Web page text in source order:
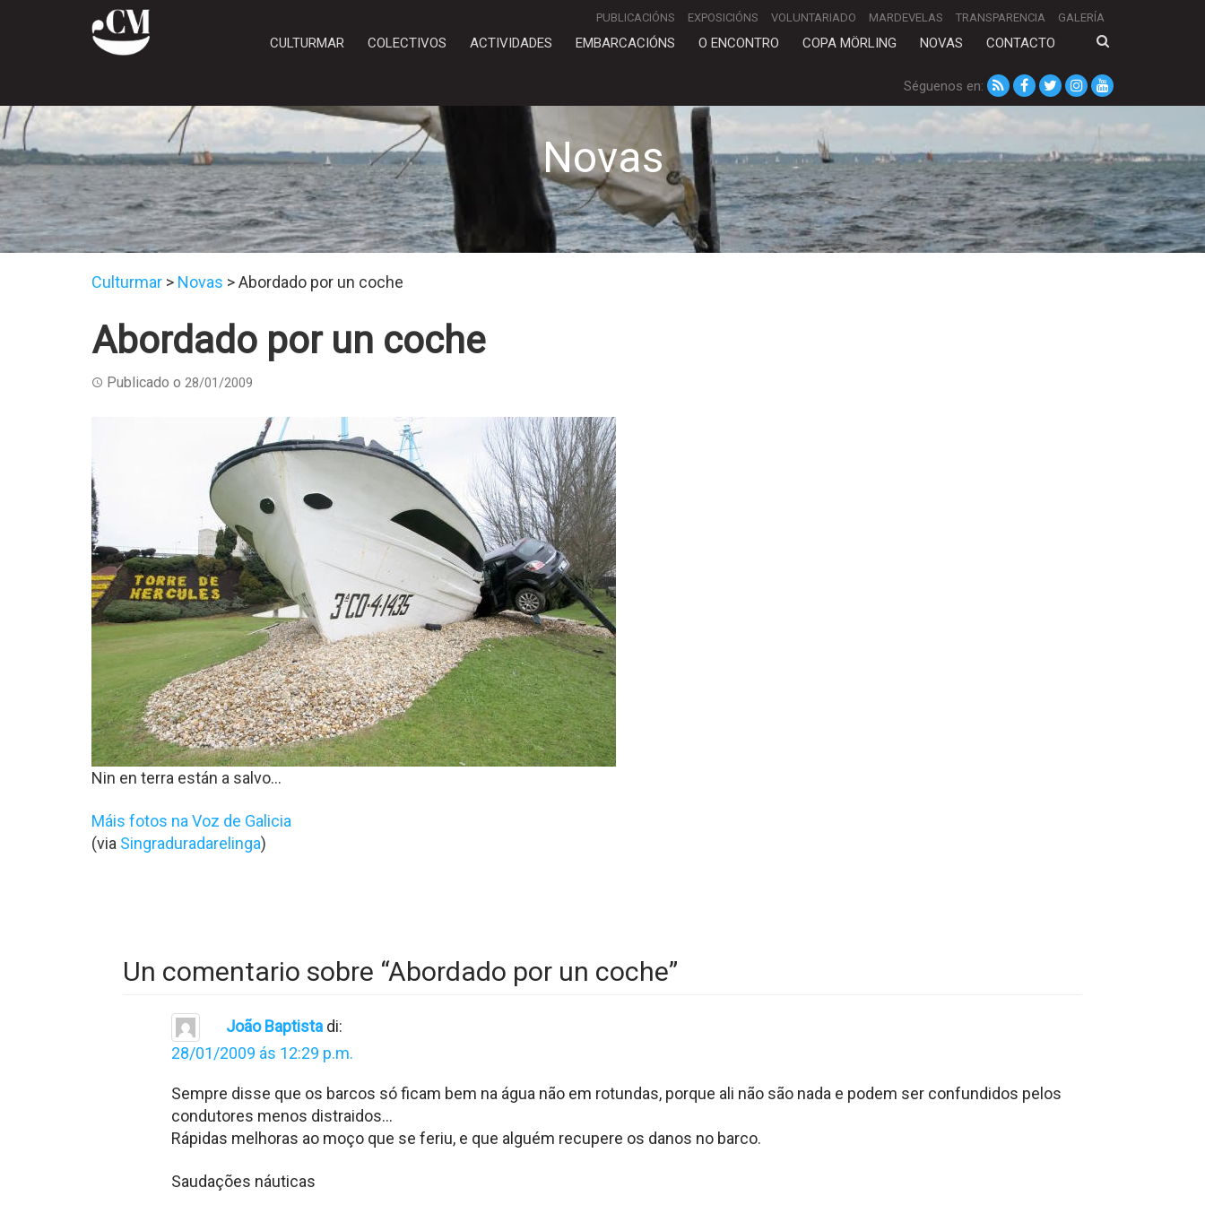
PUBLICACIÓNS EXPOSICIÓNS VOLUNTARIADO MARDEVELAS TRANSPARENCIA GALERÍA
CULTURMAR COLECTIVOS ACTIVIDADES EMBARCACIÓNS O ENCONTRO COPA MÖRLING NOVAS CONTACTO
Séguenos en:
Novas
Culturmar > Novas >Abordado por un coche
Abordado por un coche
Publicado o 28/01/2009
Nin en terra están a salvo…
Máis fotos na Voz de Galicia
(via Singraduradarelinga)
Un comentario sobre “Abordado por un coche”
João Baptista di:
28/01/2009 ás 12:29 p.m.
Sempre disse que os barcos só ficam bem na água não em rotundas, porque ali não são nada e podem ser confundidos pelos
condutores menos distraidos…
Rápidas melhoras ao moço que se feriu, e que alguém recupere os danos no barco.
Saudações náuticas